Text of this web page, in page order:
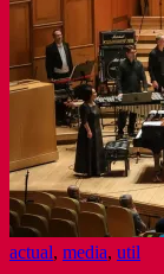
actual, media, util